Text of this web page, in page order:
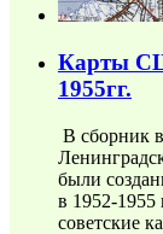
Карты
1955гг.
В сборник
были
в 1952-
советские